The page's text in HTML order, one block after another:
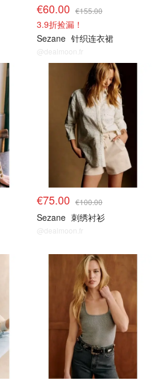
€60.00 €155.00
3.9折捡漏！
Sezane 针织连衣裙
@dealmoon.fr
€75.00 €100.00
Sezane 刺绣衬衫
@dealmoon.fr